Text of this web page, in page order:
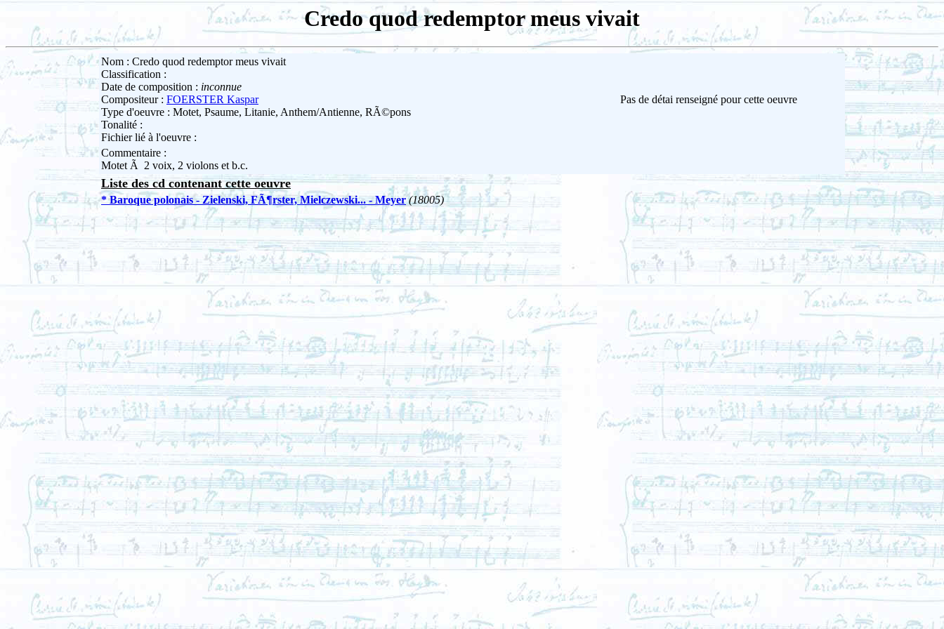
Credo quod redemptor meus vivait
Nom : Credo quod redemptor meus vivait
Classification :
Date de composition : inconnue
Compositeur : FOERSTER Kaspar
Type d'oeuvre : Motet, Psaume, Litanie, Anthem/Antienne, RÃ©pons
Tonalité :
Fichier lié à l'oeuvre :
Pas de détai renseigné pour cette oeuvre
Commentaire :
Motet Ã 2 voix, 2 violons et b.c.
Liste des cd contenant cette oeuvre
* Baroque polonais - Zielenski, FÃ¶rster, Mielczewski... - Meyer (18005)